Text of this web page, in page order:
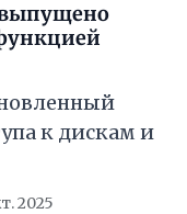
выпущено
к дискам и
2025